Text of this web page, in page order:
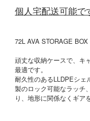
個人宅配送可能で
72L AVA STORAGE
頑丈な収納ケースで、キ
最適です。
耐久性のあるLLDPEシェ
製のロック可能なラッチ
り、地形に関係なくギア